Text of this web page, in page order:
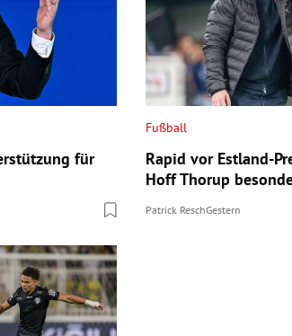
für
Fußball
Rapid vor Estland-
Hoff Thorup
Patrick ReschGestern